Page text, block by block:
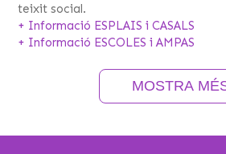
teixit social.
+ Informació ESPLAIS i CASALS
+ Informació ESCOLES i AMPAS
Més de 12 anys organitzant
vostre pressupost i poder fer la
MOSTRA